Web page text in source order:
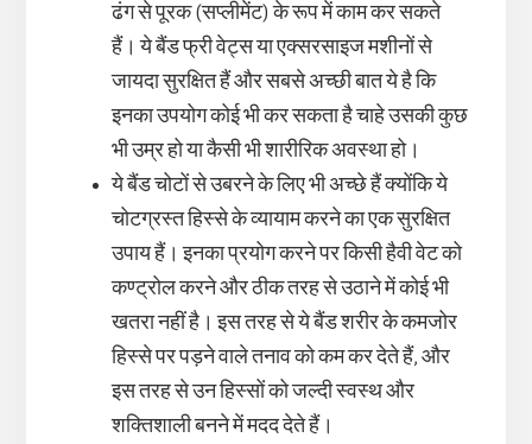
ढंग से पूरक (सप्लीमेंट) के रूप में काम कर सकते
हैं। ये बैंड फ्री वेट्स या एक्सरसाइज मशीनों से
जायदा सुरक्षित हैं और सबसे अच्छी बात ये है कि
इनका उपयोग कोई भी कर सकता है चाहे उसकी कुछ
भी उम्र हो या कैसी भी शारीरिक अवस्था हो।
ये बैंड चोटों से उबरने के लिए भी अच्छे हैं क्योंकि ये
चोटग्रस्त हिस्से के व्यायाम करने का एक सुरक्षित
उपाय हैं। इनका प्रयोग करने पर किसी हैवी वेट को
कण्ट्रोल करने और ठीक तरह से उठाने में कोई भी
खतरा नहीं है। इस तरह से ये बैंड शरीर के कमजोर
हिस्से पर पड़ने वाले तनाव को कम कर देते हैं, और
इस तरह से उन हिस्सों को जल्दी स्वस्थ और
शक्तिशाली बनने में मदद देते हैं।